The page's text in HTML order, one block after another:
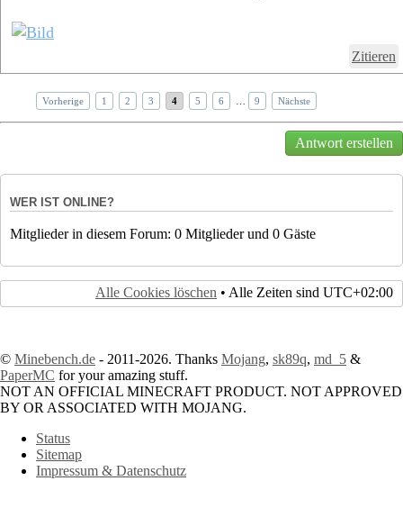
Zitieren
Vorherige 1 2 3 4 5 6 9 Nächste
Antwort erstellen
WER IST ONLINE?
Mitglieder in diesem Forum: 0 Mitglieder und 0 Gäste
Alle Cookies löschen • Alle Zeiten sind UTC+02:00
© Minebench.de - 2011-2026. Thanks Mojang, sk89q, md_5 &
PaperMC for your amazing stuff.
NOT AN OFFICIAL MINECRAFT PRODUCT. NOT APPROVED
BY OR ASSOCIATED WITH MOJANG.
Status
Sitemap
Impressum & Datenschutz